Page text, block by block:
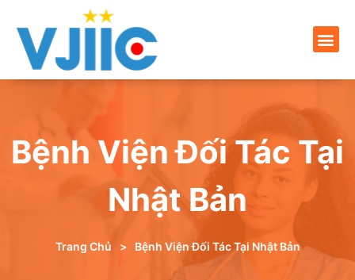
Bệnh Viện Đối Tác Tại
Nhật Bản
Trang Chủ > Bệnh Viện Đối Tác Tại Nhật Bản